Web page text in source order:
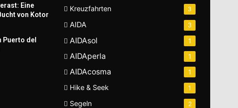
Eine
von Kotor
Puerto del
Kreuzfahrten 3
AIDA 3
AIDAsol 1
AIDAperla 1
AIDAcosma 1
Hike & Seek 1
Segeln 2